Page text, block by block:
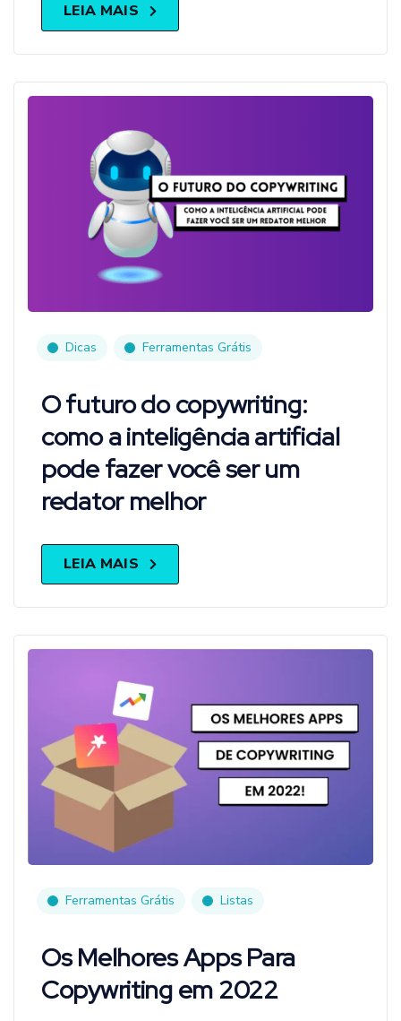
LEIA MAIS
Dicas Ferramentas Grátis
O futuro do copywriting:
como a inteligência artificial
pode fazer você ser um
redator melhor
LEIA MAIS
Ferramentas Grátis Listas
Os Melhores Apps Para
Copywriting em 2022